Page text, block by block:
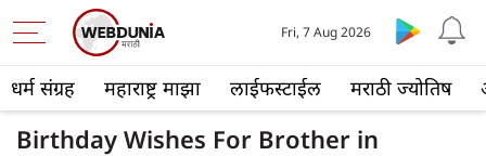
धर्म संग्रह महाराष्ट्र माझा लाईफस्टाईल मराठी ज्योतिष
Fri, 7 Aug 2026
Birthday Wishes For Brother in